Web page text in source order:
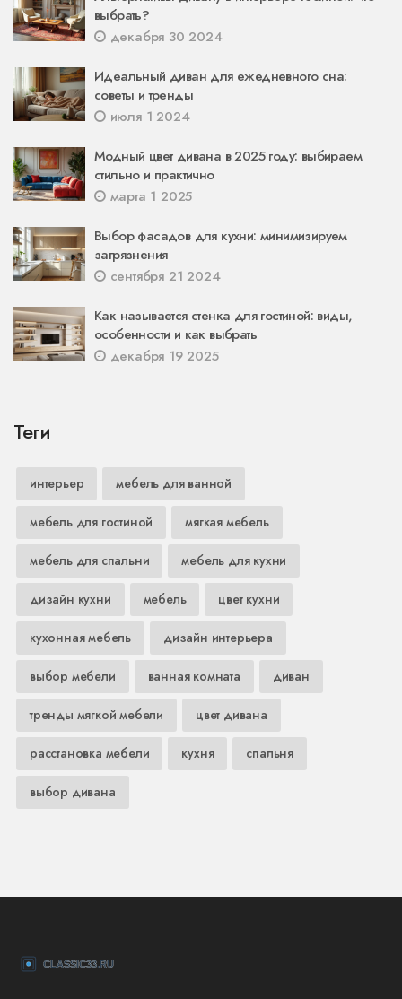
выбрать?
декабря 30 2024
Идеальный диван для ежедневного сна:
советы и тренды
июля 1 2024
Модный цвет дивана в 2025 году: выбираем
стильно и практично
марта 1 2025
Выбор фасадов для кухни: минимизируем
загрязнения
сентября 21 2024
Как называется стенка для гостиной: виды,
особенности и как выбрать
декабря 19 2025
Теги
интерьер мебель для ванной
мебель для гостиной мягкая мебель
мебель для спальни мебель для кухни
дизайн кухни мебель цвет кухни
кухонная мебель дизайн интерьера
выбор мебели ванная комната диван
тренды мягкой мебели цвет дивана
расстановка мебели кухня спальня
выбор дивана